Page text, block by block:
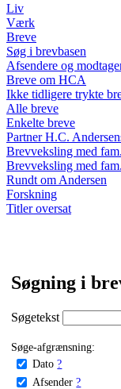
Liv
Værk
Breve
Søg i brevbasen
Afsendere og
Breve om HCA
Ikke tidligere trykte
Alle breve
Enkelte breve
Partner H.C.
Brevveksling med
Brevveksling med
Rundt om Andersen
Forskning
Titler oversat
Søgning i
Søgetekst
Søge-afgrænsning:
Dato ?
Afsender ?